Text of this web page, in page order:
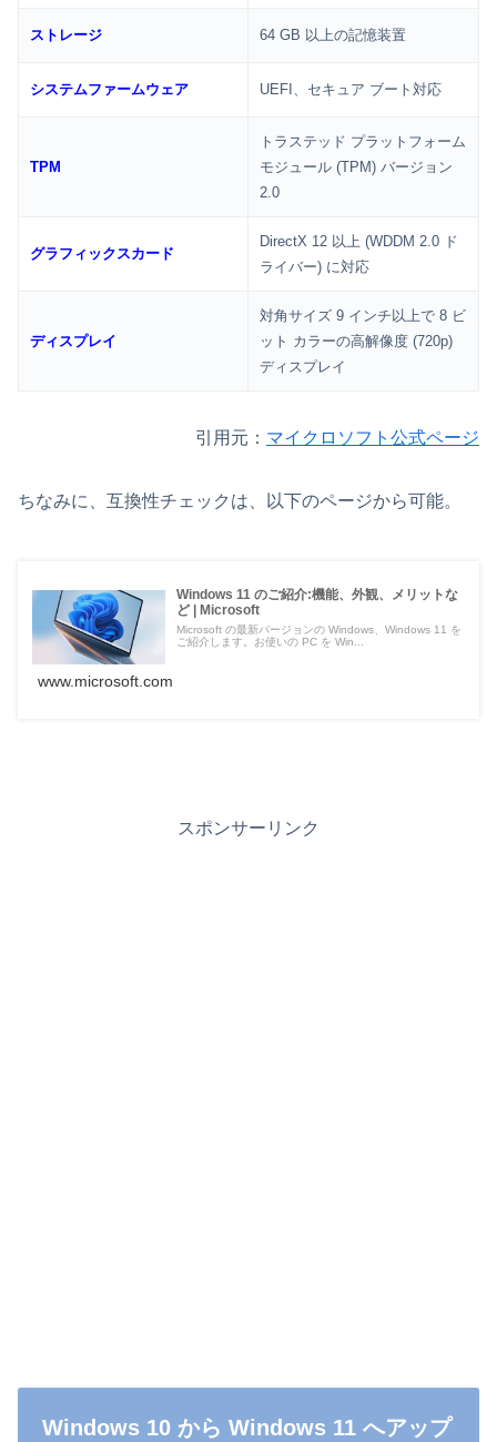
ストレージ 64 GB 以上の記憶装置
システムファームウェア UEFI、セキュア ブート対応
TPM
トラステッド プラットフォーム
モジュール (TPM) バージョン
2.0
グラフィックスカード
DirectX 12 以上 (WDDM 2.0 ド
ライバー) に対応
ディスプレイ
対角サイズ 9 インチ以上で 8 ビ
ット カラーの高解像度 (720p)
ディスプレイ
引用元： マイクロソフト公式ページ
ちなみに、互換性チェックは、以下のページから可能。
Windows 11 のご紹介:機能、外観、メリットな
ど | Microsoft
Microsoft の最新バージョンの Windows、Windows 11 を
ご紹介します。お使いの PC を Win...
www.microsoft.com
スポンサーリンク
Windows 10 から Windows 11 へアップ